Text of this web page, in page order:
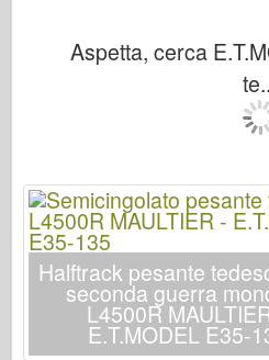
Cane Nero
Drago
Eduard
Modello E.T.
Stampi fini
Forze del Valore
Aspetta, cerca
Halftrack pesante
seconda guerra
L4500R
E.T.MODEL E35-